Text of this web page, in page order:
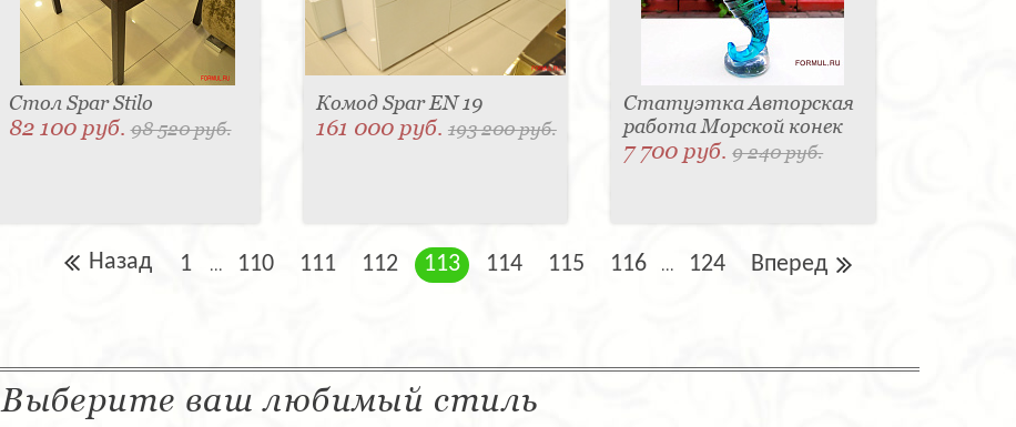
Стол Spar Stilo
82 100 руб.98 520 руб.
Комод Spar EN 19
161 000 руб. 193 200 руб.
Статуэтка Авторская
работа Морской конек
7 700 руб.9 240 руб.
Назад 1 ... 110 111 112 113 114 115 116 ... 124 Вперед
Выберите ваш любимый стиль